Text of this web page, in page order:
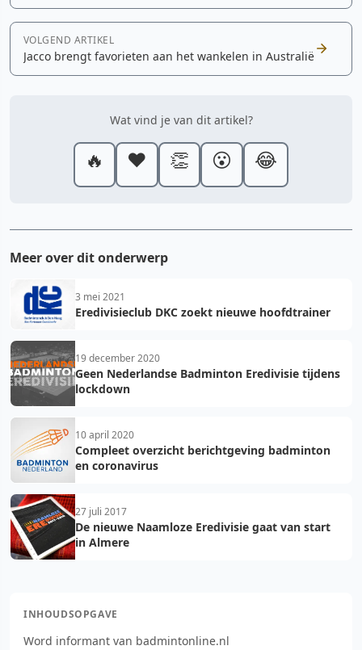
VOLGEND ARTIKEL
Jacco brengt favorieten aan het wankelen in Australië
Wat vind je van dit artikel?
🔥 ❤️ 👏 😮 😂
Meer over dit onderwerp
3 mei 2021
Eredivisieclub DKC zoekt nieuwe hoofdtrainer
19 december 2020
Geen Nederlandse Badminton Eredivisie tijdens
lockdown
10 april 2020
Compleet overzicht berichtgeving badminton
en coronavirus
27 juli 2017
De nieuwe Naamloze Eredivisie gaat van start
in Almere
INHOUDSOPGAVE
Word informant van badmintonline.nl